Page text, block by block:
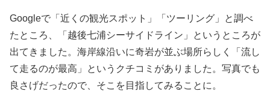
Googleで「近くの観光スポット」「ツーリング」と調べ
たところ、「越後七浦シーサイドライン」というところが
出てきました。海岸線沿いに奇岩が並ぶ場所らしく「流し
て走るのが最高」というクチコミがありました。写真でも
良さげだったので、そこを目指してみることに。